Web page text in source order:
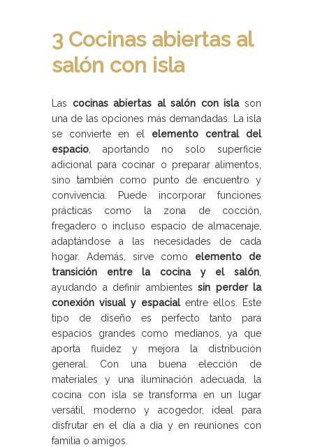
3 Cocinas abiertas al
salón con isla
Las cocinas abiertas al salón con islason
una de las opciones más demandadas. La isla
se convierte en el elemento central del
espacio , aportando no solo superficie
adicional para cocinar o preparar alimentos,
sino también como punto de encuentro y
convivencia. Puede incorporar funciones
prácticas como la zona de cocción,
fregadero o incluso espacio de almacenaje,
adaptándose a las necesidades de cada
hogar. Además, sirve como elemento de
transición entre la cocina y el salón
ayudando a definir ambientes sin perder la
conexión visual y espacialentre ellos. Este
tipo de diseño es perfecto tanto para
espacios grandes como medianos, ya que
aporta fluidez y mejora la distribución
general. Con una buena elección de
materiales y una iluminación adecuada, la
cocina con isla se transforma en un lugar
versátil, moderno y acogedor, ideal para
disfrutar en el día a día y en reuniones con
familia o amigos.